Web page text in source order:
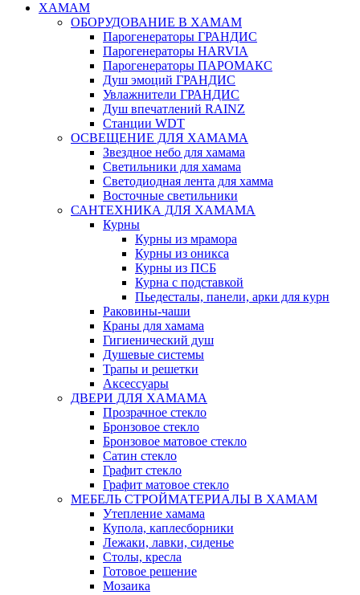
ХАМАМ
ОБОРУДОВАНИЕ В ХАМАМ
Парогенераторы ГРАНДИС
Парогенераторы HARVIA
Парогенераторы ПАРОМАКС
Душ эмоций ГРАНДИС
Увлажнители ГРАНДИС
Душ впечатлений RAINZ
Станции WDT
ОСВЕЩЕНИЕ ДЛЯ ХАМАМА
Звездное небо для хамама
Светильники для хамама
Светодиодная лента для хамма
Восточные светильники
САНТЕХНИКА ДЛЯ ХАМАМА
Курны
Курны из мрамора
Курны из оникса
Курны из ПСБ
Курна с подставкой
Пьедесталы, панели, арки для курн
Раковины-чаши
Краны для хамама
Гигиенический душ
Душевые системы
Трапы и решетки
Аксессуары
ДВЕРИ ДЛЯ ХАМАМА
Прозрачное стекло
Бронзовое стекло
Бронзовое матовое стекло
Сатин стекло
Графит стекло
Графит матовое стекло
МЕБЕЛЬ СТРОЙМАТЕРИАЛЫ В ХАМАМ
Утепление хамама
Купола, каплесборники
Лежаки, лавки, сиденье
Столы, кресла
Готовое решение
Мозаика